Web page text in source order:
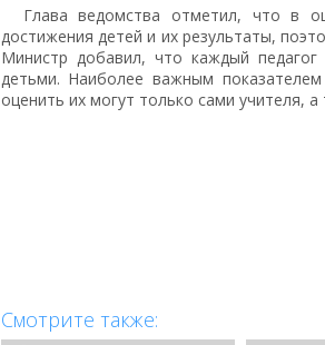
Глава ведомства отметил, что в
достижения детей и их результаты,
Министр добавил, что каждый
детьми. Наиболее важным
оценить их могут только сами учителя,
Смотрите также: